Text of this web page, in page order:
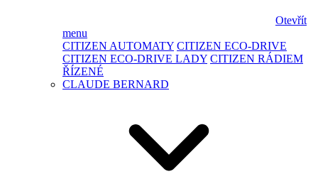
Otevřít
menu
CITIZEN AUTOMATY CITIZEN ECO-DRIVE
CITIZEN ECO-DRIVE LADY CITIZEN RÁDIEM
ŘÍZENÉ
CLAUDE BERNARD